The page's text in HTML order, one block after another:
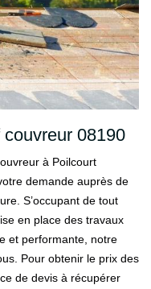
08190
à Poilcourt
demande auprès de
S’occupant de tout
en place des travaux
et performante, notre
Pour obtenir le prix des
de devis à récupérer